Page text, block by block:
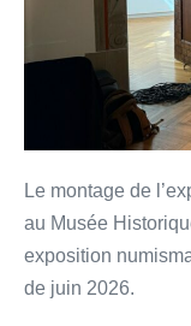
Le montage de
au Musée
exposition
de juin 2026.